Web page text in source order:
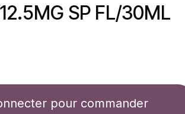
SP FL/30ML
pour commander